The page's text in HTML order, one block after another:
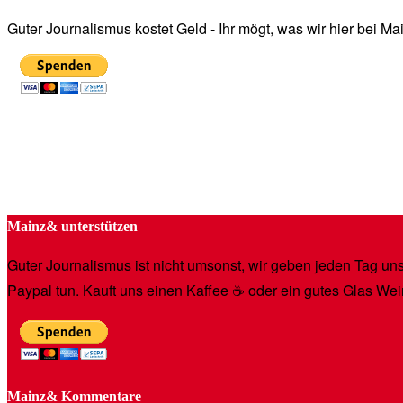
Guter Journalismus kostet Geld - Ihr mögt, was wir hier bei
Mainz& unterstützen
Guter Journalismus ist nicht umsonst, wir geben jeden Tag
Paypal tun. Kauft uns einen Kaffee ☕️ oder ein gutes Glas
Mainz& Kommentare